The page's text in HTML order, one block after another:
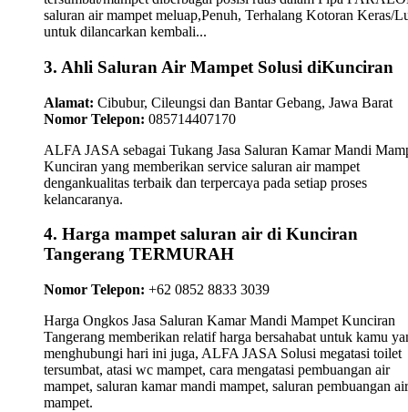
saluran air mampet meluap,Penuh, Terhalang Kotoran Keras/
untuk dilancarkan kembali...
3. Ahli Saluran Air Mampet Solusi diKunciran
Alamat: Cibubur, Cileungsi dan Bantar Gebang, Jawa Barat
Nomor Telepon: 085714407170
ALFA JASA sebagai Tukang Jasa Saluran Kamar Mandi
Kunciran yang memberikan service saluran air mampet
dengankualitas terbaik dan terpercaya pada setiap proses
kelancaranya.
4. Harga mampet saluran air di Kunciran
Tangerang TERMURAH
Nomor Telepon: +62 0852 8833 3039
Harga Ongkos Jasa Saluran Kamar Mandi Mampet Kunciran
Tangerang memberikan relatif harga bersahabat untuk kamu
menghubungi hari ini juga, ALFA JASA Solusi megatasi toilet
tersumbat, atasi wc mampet, cara mengatasi pembuangan air
mampet, saluran kamar mandi mampet, saluran pembuangan air
mampet.